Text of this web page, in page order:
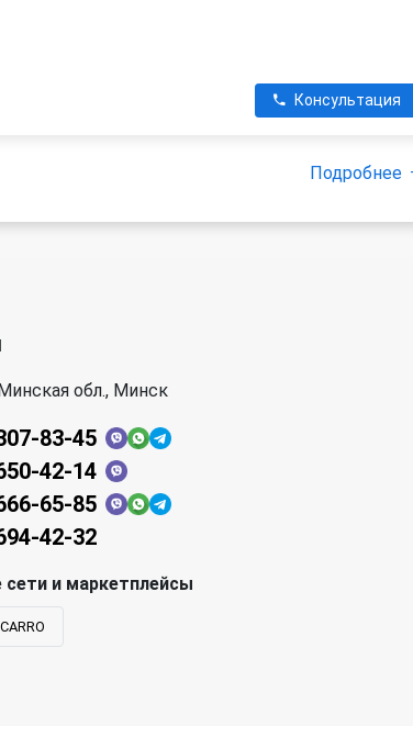
Консультация
Подробнее
обл., Минск
83-45
42-14
65-85
42-32
и маркетплейсы